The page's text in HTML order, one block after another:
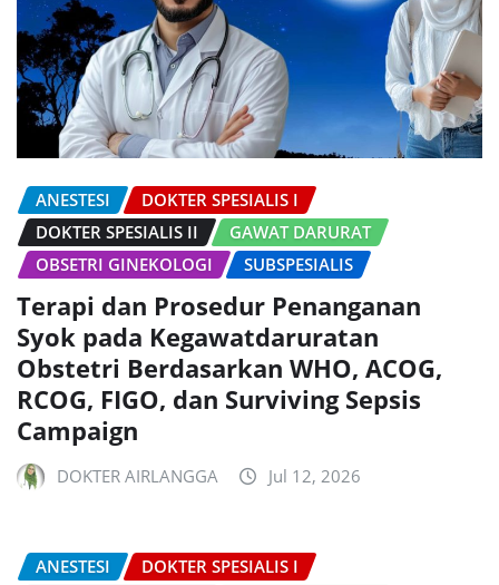
ANESTESI
DOKTER SPESIALIS I
DOKTER SPESIALIS II
GAWAT DARURAT
OBSETRI GINEKOLOGI
SUBSPESIALIS
Terapi dan Prosedur Penanganan
Syok pada Kegawatdaruratan
Obstetri Berdasarkan WHO, ACOG,
RCOG, FIGO, dan Surviving Sepsis
Campaign
DOKTER AIRLANGGA Jul 12, 2026
ANESTESI
DOKTER SPESIALIS I